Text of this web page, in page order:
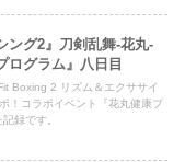
ング2』刀剣乱舞-花丸-
ログラム』八日目
Boxing 2 リズム＆エクササイ
！コラボイベント『花丸健康プ
録です。